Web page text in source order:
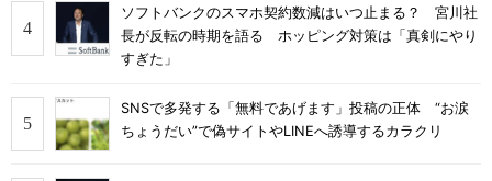
ソフトバンクのスマホ契約数減はいつ止まる？ 宮川社
長が反転の時期を語る ホッピング対策は「真剣にやり
すぎた」
SNSで多発する「無料であげます」投稿の正体 “お涙
ちょうだい”で偽サイトやLINEへ誘導するカラクリ